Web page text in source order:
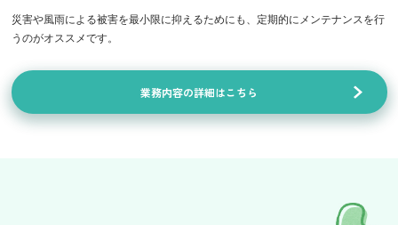
災害や風雨による被害を最小限に抑えるためにも、定期的にメンテナンスを行
うのがオススメです。
業務内容の詳細はこちら